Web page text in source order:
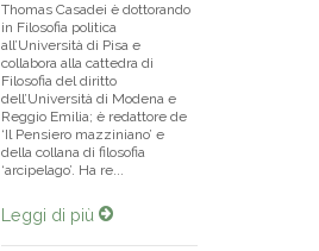
Thomas Casadei è dottorando
in Filosofia politica
all’Università di Pisa e
collabora alla cattedra di
Filosofia del diritto
dell’Università di Modena e
Reggio Emilia; è redattore de
‘Il Pensiero mazziniano’ e
della collana di filosofia
‘arcipelago’. Ha re...
Leggi di più